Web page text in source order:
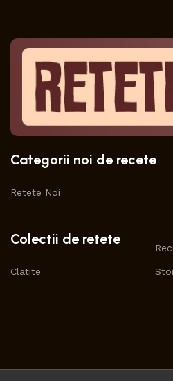
Categorii noi de recete
Retete Noi
Colectii de retete
Clatite